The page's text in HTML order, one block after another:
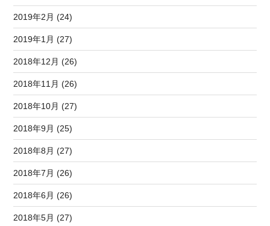
2019年2月 (24)
2019年1月 (27)
2018年12月 (26)
2018年11月 (26)
2018年10月 (27)
2018年9月 (25)
2018年8月 (27)
2018年7月 (26)
2018年6月 (26)
2018年5月 (27)